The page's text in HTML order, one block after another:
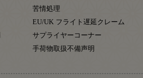
苦情処理
EU/UK フライト遅延クレーム
サプライヤーコーナー
手荷物取扱不備声明